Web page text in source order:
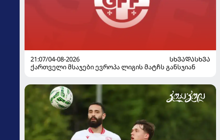
21:07/04-08-2026
ᲡᲮᲕᲐᲓᲐᲡᲮᲕᲐ
ქართველი მსაჯები ევროპა ლიგის მატჩს განსჯიან